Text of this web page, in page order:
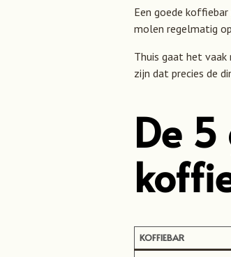
Een goede
molen regelmatig
Thuis gaat het
zijn dat precies de
De
KOFFIEBAR